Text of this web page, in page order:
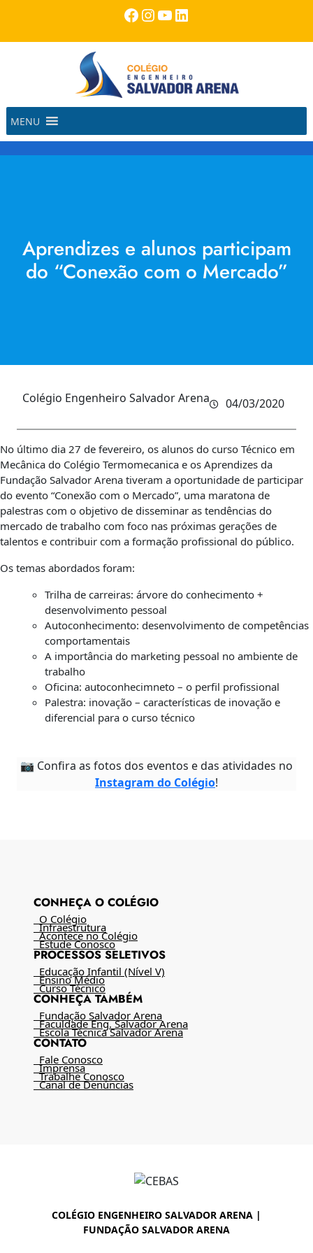
o
Facebook
Instagram
Youtube
LinkedIn
MENU
Aprendizes e alunos participam
do “Conexão com o Mercado”
Colégio Engenheiro Salvador Arena 04/03/2020
No último dia 27 de fevereiro, os alunos do curso Técnico em
Mecânica do Colégio Termomecanica e os Aprendizes da
Fundação Salvador Arena tiveram a oportunidade de participar
do evento “Conexão com o Mercado”, uma maratona de
palestras com o objetivo de disseminar as tendências do
mercado de trabalho com foco nas próximas gerações de
talentos e contribuir com a formação profissional do público.
Os temas abordados foram:
Trilha de carreiras: árvore do conhecimento +
desenvolvimento pessoal
Autoconhecimento: desenvolvimento de competências
comportamentais
A importância do marketing pessoal no ambiente de
trabalho
Oficina: autoconhecimneto – o perfil profissional
Palestra: inovação – características de inovação e
diferencial para o curso técnico
📷 Confira as fotos dos eventos e das atividades no
Instagram do Colégio!
CONHEÇA O COLÉGIO
O Colégio
Infraestrutura
Acontece no Colégio
Estude Conosco
PROCESSOS SELETIVOS
Educação Infantil (Nível V)
Ensino Médio
Curso Técnico
CONHEÇA TAMBÉM
Fundação Salvador Arena
Faculdade Eng. Salvador Arena
Escola Técnica Salvador Arena
CONTATO
Fale Conosco
Imprensa
Trabalhe Conosco
Canal de Denúncias
COLÉGIO ENGENHEIRO SALVADOR ARENA |
FUNDAÇÃO SALVADOR ARENA